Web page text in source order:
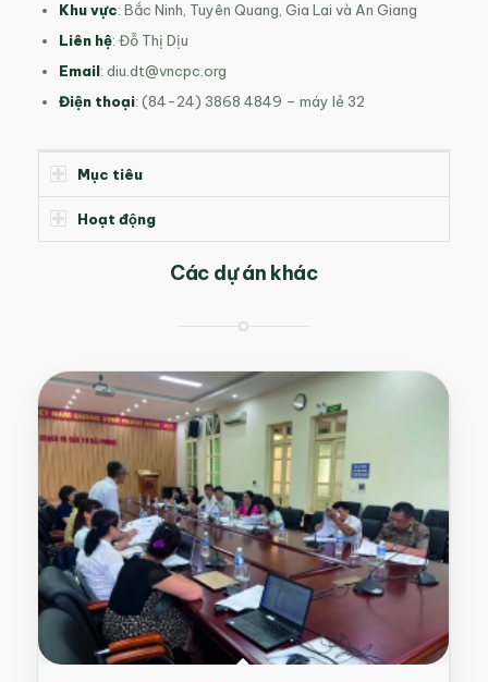
Khu vực: Bắc Ninh, Tuyên Quang, Gia Lai và An Giang
Liên hệ: Đỗ Thị Dịu
Email: diu.dt@vncpc.org
Điện thoại: (84-24) 3868 4849 – máy lẻ 32
Mục tiêu
Hoạt động
Các dự án khác